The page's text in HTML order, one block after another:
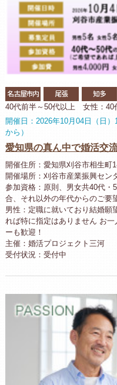
名古屋市内 尾張 知多
40代前半～50代以上 女性：40
開催日：2026年10月04日（日
から）
愛知県の真ん中で婚活交
開催住所：愛知県刈谷市相生町
開催場所：刈谷市産業振興セン
参加資格：原則、男女共40代・
合、それ以外の年代からのご要
男性：定職に就いており結婚願
れば特に指定はありません お
ーも歓迎！
主催：婚活プロジェクト三河
受付状況：受付中